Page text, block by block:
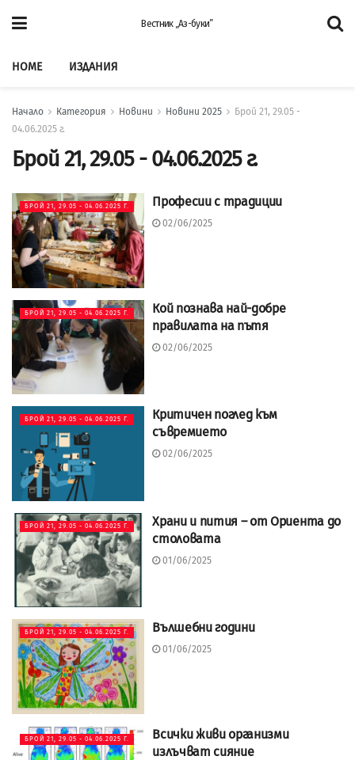
Вестник „Аз-буки”
HOME ИЗДАНИЯ
Начало Категория Новини Новини 2025
Брой 21, 29.05 -
04.06.2025 г.
Брой 21, 29.05 - 04.06.2025 г.
БРОЙ 21, 29.05 - 04.06.2025 Г. Професии с традиции
02/06/2025
БРОЙ 21, 29.05 - 04.06.2025 Г.
Кой познава най-добре
правилата на пътя
02/06/2025
БРОЙ 21, 29.05 - 04.06.2025 Г.
Критичен поглед към
съвремието
02/06/2025
БРОЙ 21, 29.05 - 04.06.2025 Г.
Храни и пития – от Ориента до
столовата
01/06/2025
БРОЙ 21, 29.05 - 04.06.2025 Г. Вълшебни години
01/06/2025
БРОЙ 21, 29.05 - 04.06.2025 Г.
Всички живи организми
излъчват сияние